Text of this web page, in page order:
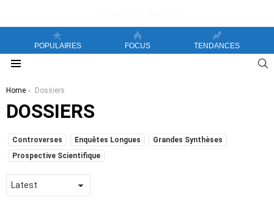
POPULAIRES FOCUS TENDANCES
You are here:
Home Dossiers
DOSSIERS
SUBTERMS
Controverses Enquêtes Longues
Grandes Synthèses
Prospective Scientifique